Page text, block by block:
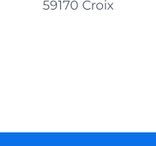
59170 Croix